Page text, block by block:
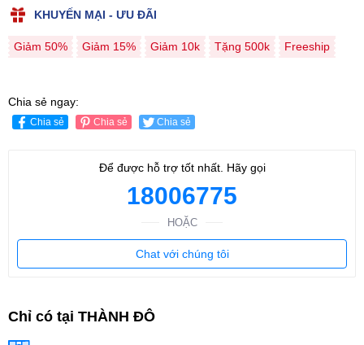
KHUYẾN MẠI - ƯU ĐÃI
Giảm 50% Giảm 15% Giảm 10k Tặng 500k Freeship
Chia sẻ ngay:
Chia sẻ Chia sẻ Chia sẻ
Để được hỗ trợ tốt nhất. Hãy gọi
18006775
HOẶC
Chat với chúng tôi
Chỉ có tại THÀNH ĐÔ